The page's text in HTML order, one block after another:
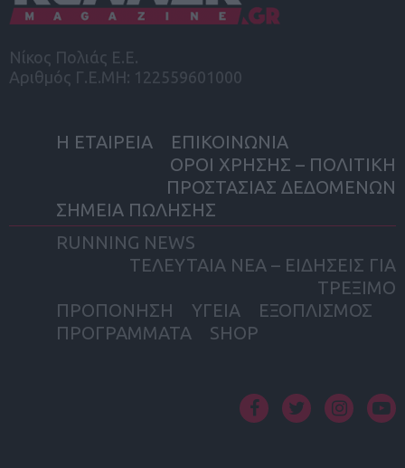
Νίκος Πολιάς Ε.Ε.
Αριθμός Γ.Ε.ΜΗ: 122559601000
Η ΕΤΑΙΡΕΙΑ
ΕΠΙΚΟΙΝΩΝΙΑ
ΟΡΟΙ ΧΡΗΣΗΣ – ΠΟΛΙΤΙΚΗ
ΠΡΟΣΤΑΣΙΑΣ ΔΕΔΟΜΕΝΩΝ
ΣΗΜΕΙΑ ΠΩΛΗΣΗΣ
RUNNING NEWS
ΤΕΛΕΥΤΑΙΑ ΝΕΑ – ΕΙΔΗΣΕΙΣ ΓΙΑ
ΤΡΕΞΙΜΟ
ΠΡΟΠΟΝΗΣΗ
ΥΓΕΙΑ
ΕΞΟΠΛΙΣΜΟΣ
ΠΡΟΓΡΑΜΜΑΤΑ
SHOP